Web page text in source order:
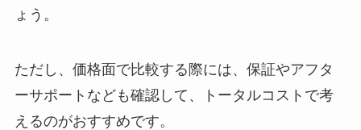
ょう。
ただし、価格面で比較する際には、保証やアフタ
ーサポートなども確認して、トータルコストで考
えるのがおすすめです。